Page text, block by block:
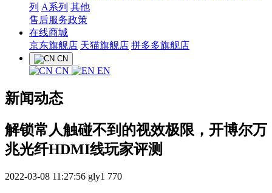
列 A系列 其他
售后服务政策
在线商城
京东旗舰店 天猫旗舰店 拼多多旗舰店
CN
CN EN
新闻动态
解锁常人触碰不到的视效极限，开博尔万
兆光纤HDMI线玩家评测
2022-03-08 11:27:56 gly1 770